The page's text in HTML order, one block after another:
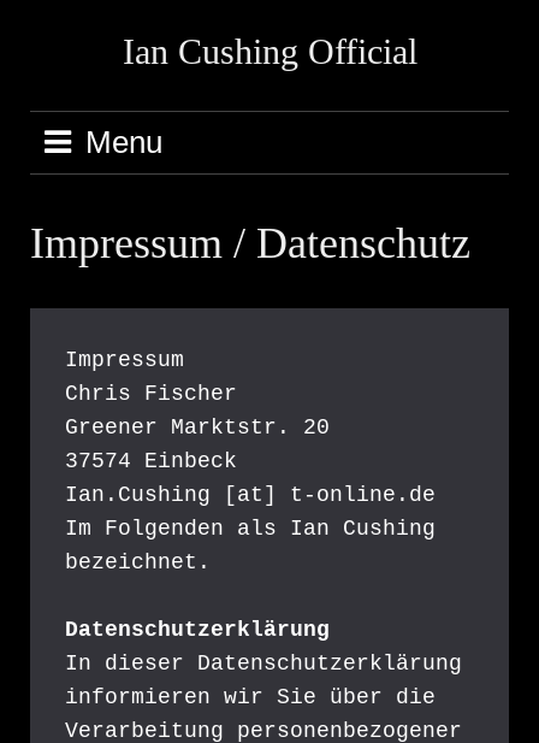
Ian Cushing Official
Menu
Impressum / Datenschutz
Impressum
Chris Fischer
Greener Marktstr. 20
37574 Einbeck
Ian.Cushing [at] t-online.de
Im Folgenden als Ian Cushing
bezeichnet.
Datenschutzerklärung
In dieser Datenschutzerklärung
informieren wir Sie über die
Verarbeitung personenbezogener